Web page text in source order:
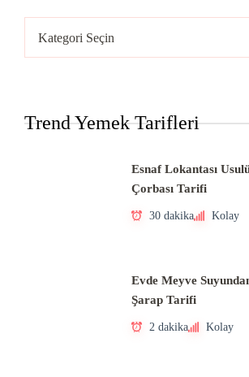
Mutfakları
Trend Yemek Tarifleri
Esnaf Lokantası
Çorbası Tarifi
30 dakika Kolay
Evde Meyve
Şarap Tarifi
2 dakika Kolay